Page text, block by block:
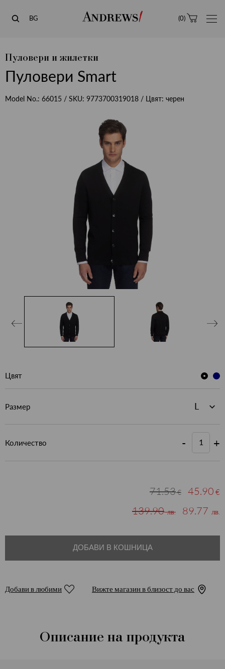
Andrews
BG (0)
Пуловери и жилетки
Пуловери Smart
Model No.: 66015 / SKU: 9773700319018 / Цвят: черен
Цвят
Размер
Количество - +
71.53€ 45.90 €
139.90лв. 89.77 лв.
ДОБАВИ В КОШНИЦА
Добави в любими Вижте магазин в близост до вас
Описание на продукта